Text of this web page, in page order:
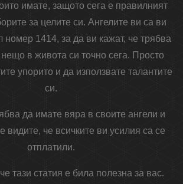
имате, защото сега е правилният
за целите си. Ангелите ви са ви
номер 1414, за да ви кажат, че трябва
в живота си точно сега. Просто
упорито и да използвате талантите
си.
да имате вяра в своите ангели и
видите, че всичките ви усилия са се
отплатили.
тази статия е била полезна за вас.